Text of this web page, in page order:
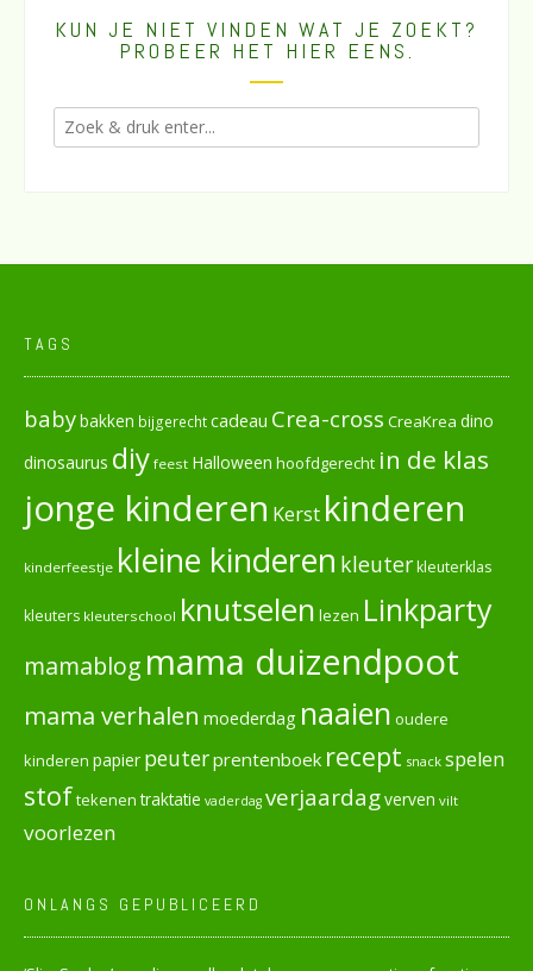
KUN JE NIET VINDEN WAT JE ZOEKT?
PROBEER HET HIER EENS.
TAGS
babybakken bijgerechtcadeau Crea-cross CreaKrea dino
dinosaurus diy feest Halloween hoofdgerecht in de klas
jonge kinderen Kerst kinderen
kinderfeestje kleine kinderen kleuterkleuterklas
kleuters kleuterschool knutselen lezen Linkparty
mamablog mama duizendpoot
mama verhalen moederdag naaien oudere
kinderen papier peuterprentenboek recept snack spelen
stoftekenen traktatie vaderdag verjaardagverven vilt
voorlezen
ONLANGS GEPUBLICEERD